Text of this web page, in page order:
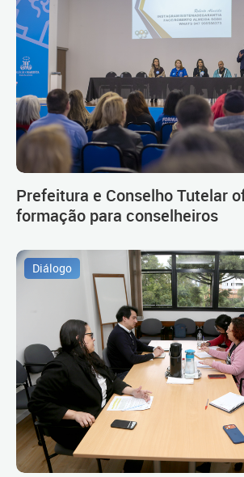
Prefeitura e Conselho Tutelar
formação para conselheiros
Diálogo